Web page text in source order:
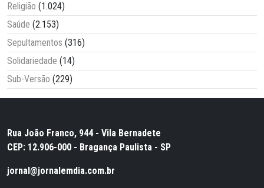
Religião (1.024)
Saúde (2.153)
Sepultamentos (316)
Solidariedade (14)
Sub-Versão (229)
Rua João Franco, 944 - Vila Bernadete
CEP: 12.906-000 - Bragança Paulista - SP
jornal@jornalemdia.com.br